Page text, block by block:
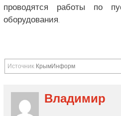
проводятся работы по
оборудования.
Источник: КрымИнформ
Владимир